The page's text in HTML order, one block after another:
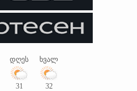
დღეს
ხვალ
31
32